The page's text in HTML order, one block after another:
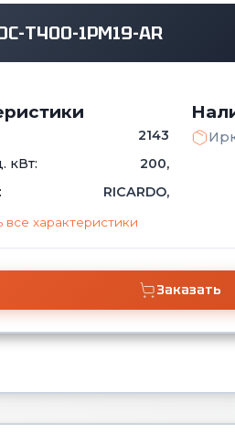
Т400-1РМ19-AR
2143
кВт:
200,
RICARDO,
характеристики
Заказать